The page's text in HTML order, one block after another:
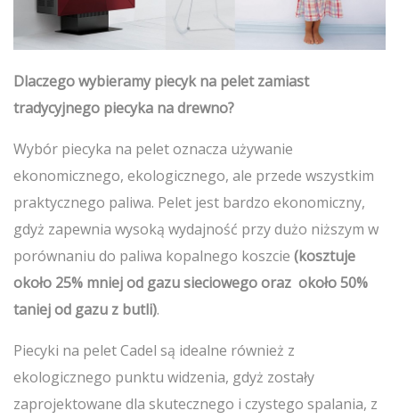
Dlaczego wybieramy piecyk na pelet zamiast
tradycyjnego piecyka na drewno?
Wybór piecyka na pelet oznacza używanie
ekonomicznego, ekologicznego, ale przede wszystkim
praktycznego paliwa. Pelet jest bardzo ekonomiczny,
gdyż zapewnia wysoką wydajność przy dużo niższym w
porównaniu do paliwa kopalnego koszcie (kosztuje
około 25% mniej od gazu sieciowego oraz około 50%
taniej od gazu z butli).
Piecyki na pelet Cadel są idealne również z
ekologicznego punktu widzenia, gdyż zostały
zaprojektowane dla skutecznego i czystego spalania, z